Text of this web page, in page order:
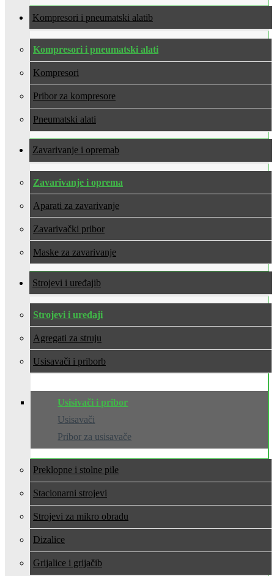
Kompresori i pneumatski alati
Kompresori i pneumatski alati
Kompresori
Pribor za kompresore
Pneumatski alati
Zavarivanje i oprema
Zavarivanje i oprema
Aparati za zavarivanje
Zavarivački pribor
Maske za zavarivanje
Strojevi i uređaji
Strojevi i uređaji
Agregati za struju
Usisavači i pribor
Usisivači i pribor
Usisavači
Pribor za usisavače
Preklopne i stolne pile
Stacionarni strojevi
Strojevi za mikro obradu
Dizalice
Grijalice i grijači